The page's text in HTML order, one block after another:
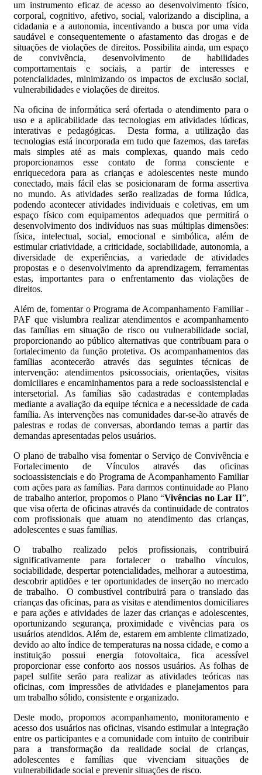
um instrumento eficaz de acesso ao desenvolvimento físico,
corporal, cognitivo, afetivo, social, valorizando a disciplina, a
cidadania e a autonomia, incentivando a busca por uma vida
saudável e consequentemente o afastamento das drogas e de
situações de violações de direitos. Possibilita ainda, um espaço
de convivência, desenvolvimento de habilidades
comportamentais e sociais, a partir de interesses e
potencialidades, minimizando os impactos de exclusão social,
vulnerabilidades e violações de direitos.
Na oficina de informática será ofertada o atendimento para o
uso e a aplicabilidade das tecnologias em atividades lúdicas,
interativas e pedagógicas. Desta forma, a utilização das
tecnologias está incorporada em tudo que fazemos, das tarefas
mais simples até as mais complexas, quando mais cedo
proporcionamos esse contato de forma consciente e
enriquecedora para as crianças e adolescentes neste mundo
conectado, mais fácil elas se posicionaram de forma assertiva
no mundo. As atividades serão realizadas de forma lúdica,
podendo acontecer atividades individuais e coletivas, em um
espaço físico com equipamentos adequados que permitirá o
desenvolvimento dos indivíduos nas suas múltiplas dimensões:
física, intelectual, social, emocional e simbólica, além de
estimular criatividade, a criticidade, sociabilidade, autonomia, a
diversidade de experiências, a variedade de atividades
propostas e o desenvolvimento da aprendizagem, ferramentas
estas, importantes para o enfrentamento das violações de
direitos.
Além de, fomentar o Programa de Acompanhamento Familiar -
PAF que vislumbra realizar atendimentos e acompanhamento
das famílias em situação de risco ou vulnerabilidade social,
proporcionando ao público alternativas que contribuam para o
fortalecimento da função protetiva. Os acompanhamentos das
famílias acontecerão através das seguintes técnicas de
intervenção: atendimentos psicossociais, orientações, visitas
domiciliares e encaminhamentos para a rede socioassistencial e
intersetorial. As famílias são cadastradas e contempladas
mediante a avaliação da equipe técnica e a necessidade de cada
família. As intervenções nas comunidades dar-se-ão através de
palestras e rodas de conversas, abordando temas a partir das
demandas apresentadas pelos usuários.
O plano de trabalho visa fomentar o Serviço de Convivência e
Fortalecimento de Vínculos através das oficinas
socioassistenciais e do Programa de Acompanhamento Familiar
com ações para as famílias. Para darmos continuidade ao Plano
de trabalho anterior, propomos o Plano “Vivências no Lar II”,
que visa oferta de oficinas através da continuidade de contratos
com profissionais que atuam no atendimento das crianças,
adolescentes e suas famílias.
O trabalho realizado pelos profissionais, contribuirá
significativamente para fortalecer o trabalho vínculos,
sociabilidade, despertar potencialidades, melhorar a autoestima,
descobrir aptidões e ter oportunidades de inserção no mercado
de trabalho. O combustível contribuirá para o translado das
crianças das oficinas, para as visitas e atendimentos domiciliares
e para ações e atividades de lazer das crianças e adolescentes,
oportunizando segurança, proximidade e vivências para os
usuários atendidos. Além de, estarem em ambiente climatizado,
devido ao alto índice de temperaturas na nossa cidade, e como a
instituição possui energia fotovoltaica, fica acessível
proporcionar esse conforto aos nossos usuários. As folhas de
papel sulfite serão para realizar as atividades teóricas nas
oficinas, com impressões de atividades e planejamentos para
um trabalho sólido, consistente e organizado.
Deste modo, propomos acompanhamento, monitoramento e
acesso dos usuários nas oficinas, visando estimular a integração
entre os participantes e a comunidade com intuito de contribuir
para a transformação da realidade social de crianças,
adolescentes e famílias que vivenciam situações de
vulnerabilidade social e prevenir situações de risco.